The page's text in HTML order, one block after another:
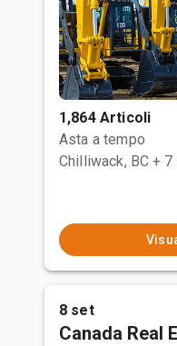
1,864 Articoli
Asta a tempo
Chilliwack, BC + 7
8 set
Canada Real